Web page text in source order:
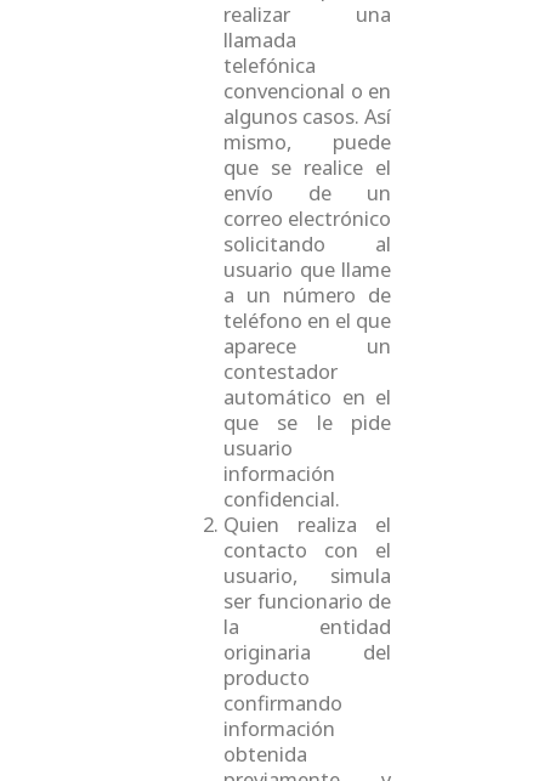
realizar una
llamada
telefónica
convencional o en
algunos casos. Así
mismo, puede
que se realice el
envío de un
correo electrónico
solicitando al
usuario que llame
a un número de
teléfono en el que
aparece un
contestador
automático en el
que se le pide
usuario
información
confidencial.
Quien realiza el
contacto con el
usuario, simula
ser funcionario de
la entidad
originaria del
producto
confirmando
información
obtenida